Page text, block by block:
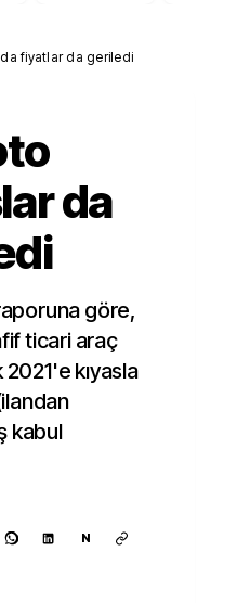
da fiyatlar da geriledi
da
göre,
ticari araç
2021'e kıyasla
kabul
N